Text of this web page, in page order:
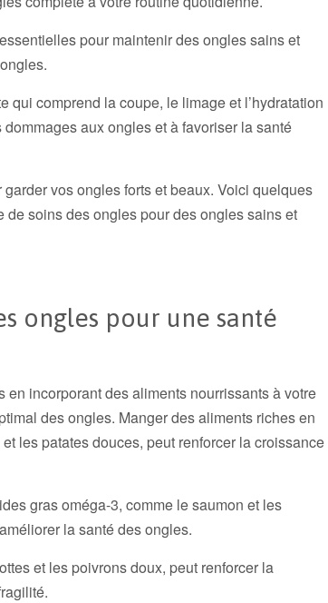
pour maintenir des ongles sains et
qui comprend la coupe, le limage et l’hydratation
aux ongles et à favoriser la santé
vos ongles forts et beaux. Voici quelques
soins des ongles pour des ongles sains et
ongles pour une santé
incorporant des aliments nourrissants à votre
des ongles. Manger des aliments riches en
les patates douces, peut renforcer la croissance
gras oméga-3, comme le saumon et les
la santé des ongles.
et les poivrons doux, peut renforcer la